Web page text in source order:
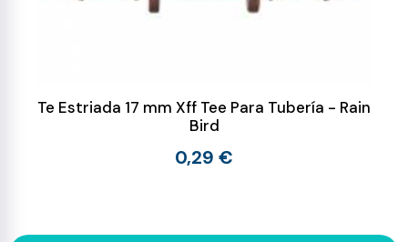
Te Estriada 17 mm Xff Tee Para Tubería - Rain
Bird
0,29 €